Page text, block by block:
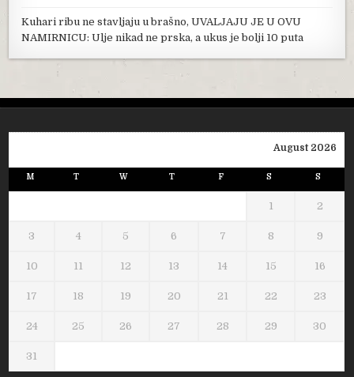
Kuhari ribu ne stavljaju u brašno, UVALJAJU JE U OVU
NAMIRNICU: Ulje nikad ne prska, a ukus je bolji 10 puta
August 2026
M T W T F S S
1 2
3 4 5 6 7 8 9
10 11 12 13 14 15 16
17 18 19 20 21 22 23
24 25 26 27 28 29 30
31